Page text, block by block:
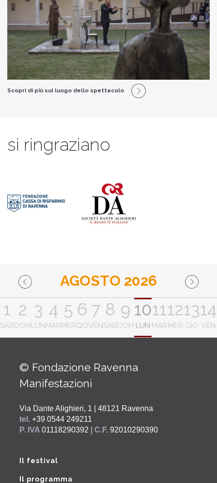
Scopri di più sul luogo dello spettacolo
si ringraziano
AGOSTO 2026
1
SAB
2
DOM
3
LUN
4
MAR
5
MER
6
GIO
7
VEN
8
SAB
9
DOM
10
LUN
11
MAR
12
MER
13
GIO
14
VEN
© Fondazione Ravenna
Manifestazioni
Via Dante Alighieri, 1 | 48121 Ravenna
tel. +39 0544 249211
P. IVA 01118290392 | C.F. 92010290390
Il festival
Il programma